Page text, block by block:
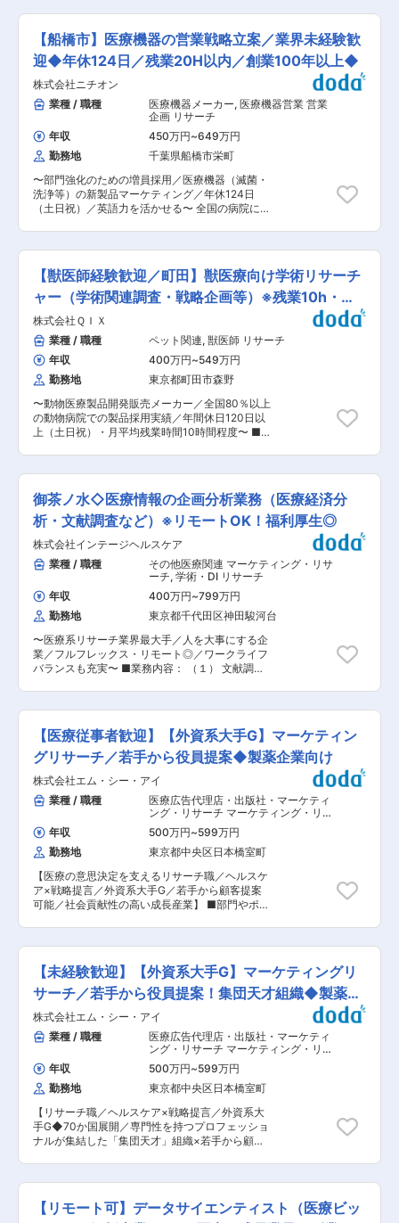
ードバックを得られる ・課題分解力や仮説構築力
など市場価値の高いスキルを習得 ・外部講習や書
籍補助など学習支援が充実 ■キャリアパス 分析
のスペシャリストとして専門性を高めるほか、コ
ンサルタントとして顧客課題に直接向き合うキャ
リアも選択可能。主体的にキャリア形成できる環
のもと、ヘルスケア領域に特化したマーケティン
グ支援を展開。一次データを用いた分析により、
企業の事業成長と社会価値創出の双方に貢献でき
る、スケールの大きな課題解決型ビジネスです。
変更の範囲：会社の定める業務
ント候補です。医療現場で感じていた「良い薬が
届かない」「適切な治療が普及しない」といった
課題を、構造的に分解し解決へ導くことがミッシ
ョンです。調査から提案まで一気通貫で関わり、
医療の質向上に寄与します。 ■業務内容: ・医療
従事者向け調査（Webアンケート／インタビュ
ー）の設計 ・プロジェクトマネジメント（進行・
品質管理） ・データ分析および示唆抽出、レポー
ティング ・クライアントへの報告、戦略提案（役
員層含む） ※例えば「なぜ薬が広がらないのか」
の仮説思考を立てながら、どのようなニーズ・課
題があるかを先方と会話し、リサーチの手段や内
容を提案します。 ■組織構成： 20〜30代中心で
約3分の2がGMARCH以上出身。医療・論理思考
に強みを持つ人材が集結し、互いに高め合える環
境です。 ■やりがいや魅力 ・1兆円規模企業の戦
員層へ提案し直接フィードバックを得られる ・外
部研修や書籍補助など学習支援が充実 ■キャリア
パス コンサルタントとして上流提案を牽引するキ
ャリア、またはリサーチ×戦略の専門性を高める
キャリアが選択可能。グローバル案件にも挑戦で
きます。 ■同社の特徴： オムニコムGの基盤を持
ち、世界的製薬企業と多数取引。医療用医薬品の
普及課題に対し、一気通貫かつカスタマイズ型で
支援することで、医療現場と患者双方に大きな価
値を提供しています。 変更の範囲：会社の定める
業務
【船橋市】医療機器の営業戦略立案／業界未経験歓
迎◆年休124日／残業20H以内／創業100年以上◆
株式会社ニチオン
業種 / 職種
医療機器メーカー, 医療機器営業 営業
企画 リサーチ
年収
450万円~649万円
勤務地
千葉県船橋市栄町
〜部門強化のための増員採用／医療機器（滅菌・
洗浄等）の新製品マーケティング／年休124日
（土日祝）／英語力を活かせる〜 全国の病院に向
務概要： 当社の営業担当が販売する医療機器のマ
ーケティングや営業戦略の立案をお任せいたしま
す。 当社では再生処理（超音波洗浄器や乾燥
庫）、看護管理（消毒剤等の看護管理関連製
品）、手術器機（電気メスや内視鏡器具等の手術
関連製品）の3つの領域を主軸に幅のある商材を
広く扱っております。 社長や営業本部長を中心に
新たに検討している新製品について、市場調査を
いただき、営業戦略を立てていただくことがメイ
ンミッションです。 6割くらいは社内での作業、
する予定です。 新製品については海外からの輸入
が6割程度となっており、業務内で英語を使用い
たします。主にメールでのやりとりになりますの
す。 今回、営業本部の中にある「営業推進部」
「新規事業部」のどちらかの配属となる予定で
す。 営業推進部の配属の場合は先輩社員3名、新
規事業部の配属になる場合は2名の先輩社員と共
に業務いただきますが、どちらの配属でも先輩社
員より業務を引き継いでいただき、本ポジション
の専任になっていただくイメージです。 ■入社後
について： 入社後の1か月間は本社（千葉県船橋
市）にて営業研修を実施します。その後、OJT形
式で先輩社員の営業へ同行しながら、仕事の流れ
を覚えます。 変更の範囲：会社の定める業務
【獣医師経験歓迎／町田】獣医療向け学術リサーチ
ャー（学術関連調査・戦略企画等）※残業10h・土
日祝休
株式会社ＱＩＸ
業種 / 職種
ペット関連, 獣医師 リサーチ
年収
400万円~549万円
勤務地
東京都町田市森野
〜動物医療製品開発販売メーカー／全国80％以上
の動物病院での製品採用実績／年間休日120日以
上（土日祝）・月平均残業時間10時間程度〜 ■採
門の専門家から成り立っている動物医療製品開発
販売メーカーです。事業拡大に伴い、獣医療向け
学術リサーチャーを増員いたします。獣医師経験
を活かし、学術関連調査や病院／サロン／ショッ
プ向けセミナー、製品説明、戦略企画など幅広い
業務に携わっていただきます。 ■業務詳細： ・
学術関連調査および報告書の作成 ・各種文章作成
（SNS、販促資材） ・顧客からの学術系問い合わ
せ対応 ・各学会、展示会への参加および製品説明
の実施 ・病院／サロン／ショップへのセミナー実
施、資料作成 ・大学関係者や動物病院とのやりと
り ・その他戦略企画関連業務 ■当社製品につい
て： https://www.qix.co.jp/products/ ■働く環
境： 年休120日（土日祝）、残業月平均10時間程
度と働きやすい環境です。 ■当社について： 獣
医師や動物看護師からなる動物医療専門チームを
ーです。動物病院用のサプリメントの開発・販売
を中心に、獣医師・動物看護師・トリマー向けの
セミナー実施、ホームケア用品の開発・販売も行
っています。 変更の範囲：会社の定める業務
御茶ノ水◇医療情報の企画分析業務（医療経済分
析・文献調査など）※リモートOK！福利厚生◎
株式会社インテージヘルスケア
業種 / 職種
その他医療関連 マーケティング・リサ
ーチ, 学術・DI リサーチ
年収
400万円~799万円
勤務地
東京都千代田区神田駿河台
〜医療系リサーチ業界最大手／人を大事にする企
業／フルフレックス・リモート◎／ワークライフ
バランスも充実〜 ■業務内容： （１） 文献調査
を目的に、治療ガイドラインや英文を含む論文出
版された先行研究など関連する文献のレビューを
行います （２） アウトカムリサーチの企画提
案・実施： 患者や介護者のニーズ把握および
Quality of Life（QOL）に関する医学研究のデザ
イン、社内・社外のリソース（調査モニター・イ
ンタビュアーなど）の管理と調査の実施・運営、
論文出版および学会発表に向けた原稿・資料作成
や原稿の投稿を行います （３） 保険償還および
資金調達の状況の把握： 既存の政策確認、保険償
還状況の把握および最適な保険償還シナリオの作
成・提案などを行います （４） 医療経済分析お
よびエビデンス創出戦略の企画・立案： 医薬品・
医療機器の価値を高めるための要因分析、最適な
治験に向けた設計の提案、費用対効果分析や治療
アウトカムの確認・疾病負担の分析などを行いま
局への口頭説明やコミュニケーションのサポー
ト、医療従事者や患者とのコミュニケーション戦
略の立案提案などを行います （６） 顧客管理の
実施： エビデンス創出に対するニーズやソリュー
ションについて社外のクライアントや研究者、ま
たパートナー企業などと協議・連携を行います ■
やりがい・魅力： 当社グループはマーケティン
グ、医薬品開発、プロモーション活動など幅広く
サービスを有しています。 グループ連携を通じ
て、医薬品・医療機器の製品プロダクトサイクル
全体を支援できることで、顧客課題にトータルサ
ポートできます。 ■ワークライフバランス： 育
児休暇の取得、及び復職率ほぼ100％。育児短時
務社員のマネージャー職登用実績が複数あり、女
性がキャリアを諦めることなく、長く働ける環境
得、育児短時間勤務使用実績が複数あり、子育て
【医療従事者歓迎】【外資系大手G】マーケティン
グリサーチ／若手から役員提案◆製薬企業向け
株式会社エム・シー・アイ
業種 / 職種
医療広告代理店・出版社・マーケティ
ング・リサーチ マーケティング・リサ
ーチ, リサーチ・市場調査 リサーチ
年収 500万円~599万円
勤務地
東京都中央区日本橋室町
【医療の意思決定を支えるリサーチ職／ヘルスケ
ア×戦略提言／外資系大手G／若手から顧客提案
可能／社会貢献性の高い成長産業】 ■部門やポジ
ータ分析と示唆創出を担うポジションです。医療
従事者として感じていた課題を、構造分解と仮説
思考により解決へと導き、「適切な治療を必要な
患者へ届ける」ことに貢献します。コンサルタン
トと連携しながら、戦略提言の質を高める重要な
役割を担います。 ■業務内容: ・Webアンケート
設計／インタビュー調査運営 ・医療従事者データ
の集計、統計分析、示唆抽出 ・レポート作成およ
び提案資料の構築 ・納品物の品質管理、論点整理
・コンサルタントとの仮説設計、分析戦略立案
※「なぜ有効な薬が使われないのか」といった構
造的課題に向き合います。 ■組織構成： 20〜30
代中心で、約3分の2がGMARCH以上出身。医
療・理系バックグラウンドや論理思考力の高いメ
ンバーが多く、知的刺激のある環境です。 ■やり
がいや魅力 ・1兆円規模の製薬企業の意思決定に
機会があり成長スピードが速い ・外部講習や書籍
購入補助等、学習支援制度が充実 ■キャリアパス
【未経験歓迎】【外資系大手G】マーケティングリ
サーチ／若手から役員提案！集団天才組織◆製薬企
業向け
株式会社エム・シー・アイ
業種 / 職種
医療広告代理店・出版社・マーケティ
ング・リサーチ マーケティング・リサ
ーチ, リサーチ・市場調査 リサーチ
年収 500万円~599万円
勤務地
東京都中央区日本橋室町
【リサーチ職／ヘルスケア×戦略提言／外資系大
手G◆70か国展開／専門性を持つプロフェッショ
ナルが集結した「集団天才」組織×若手から顧客
ーケティングリサーチ部門にて、データ分析・示
唆出しを担う中核ポジションです。コンサルタン
トと連携し、課題構造の分解から仮説設計、分
【リモート可】データサイエンティスト（医療ビッ